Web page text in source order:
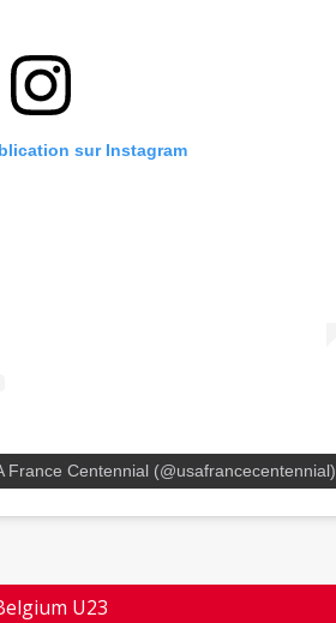
sur Instagram
France Centennial (@usafrancecentennial)
U23